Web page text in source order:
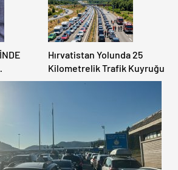
Hırvatistan Yolunda 25
Kilometrelik Trafik Kuyruğu